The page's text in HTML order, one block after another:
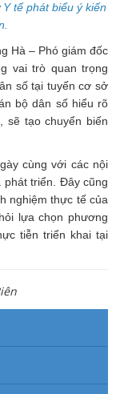
tế phát biểu ý kiến
Hà – Phó giám đốc
vai trò quan trọng
số tại tuyến cơ sở
bộ dân số hiểu rõ
sẽ tạo chuyển biến
cùng với các nội
phát triển. Đây cũng
nghiệm thực tế của
lựa chọn phương
tiễn triển khai tại